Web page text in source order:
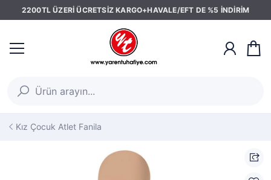
2200TL ÜZERİ ÜCRETSİZ KARGO+HAVALE/EFT DE %5 İNDİRİM
Kız Çocuk Atlet Fanila